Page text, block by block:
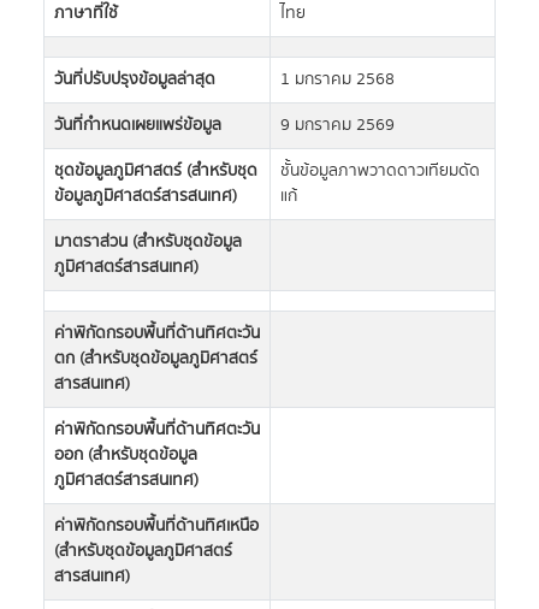
ภาษาที่ใช้
ไทย
วันที่ปรับปรุงข้อมูลล่าสุด
1 มกราคม 2568
วันที่กำหนดเผยแพร่ข้อมูล
9 มกราคม 2569
ชุดข้อมูลภูมิศาสตร์ (สำหรับชุด
ข้อมูลภูมิศาสตร์สารสนเทศ)
ชั้นข้อมูลภาพวาดดาวเทียมดัด
แก้
มาตราส่วน (สำหรับชุดข้อมูล
ภูมิศาสตร์สารสนเทศ)
ค่าพิกัดกรอบพื้นที่ด้านทิศตะวัน
ตก (สำหรับชุดข้อมูลภูมิศาสตร์
สารสนเทศ)
ค่าพิกัดกรอบพื้นที่ด้านทิศตะวัน
ออก (สำหรับชุดข้อมูล
ภูมิศาสตร์สารสนเทศ)
ค่าพิกัดกรอบพื้นที่ด้านทิศเหนือ
(สำหรับชุดข้อมูลภูมิศาสตร์
สารสนเทศ)